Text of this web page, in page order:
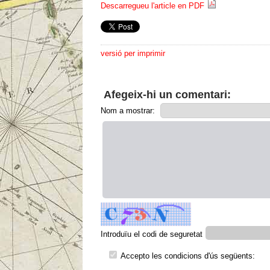
Descarregueu l'article en PDF
versió per imprimir
Afegeix-hi un comentari:
Nom a mostrar:
Introduïu el codi de seguretat
Accepto les condicions d'ús següents: